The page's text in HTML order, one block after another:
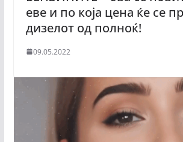
еве и по која цена ќе се
дизелот од полноќ!
09.05.2022